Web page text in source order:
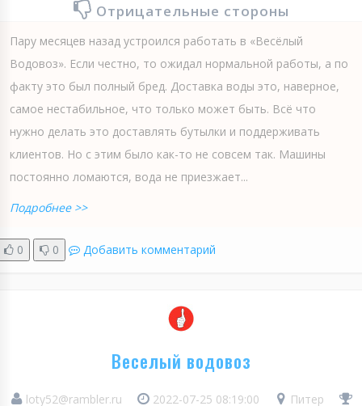
Отрицательные стороны
Пару месяцев назад устроился работать в «Весёлый
Водовоз». Если честно, то ожидал нормальной работы, а по
факту это был полный бред. Доставка воды это, наверное,
самое нестабильное, что только может быть. Всё что
нужно делать это доставлять бутылки и поддерживать
клиентов. Но с этим было как-то не совсем так. Машины
постоянно ломаются, вода не приезжает...
Подробнее >>
0 0 Добавить комментарий
Веселый водовоз
loty52@rambler.ru 2022-07-25 08:19:00 Питер